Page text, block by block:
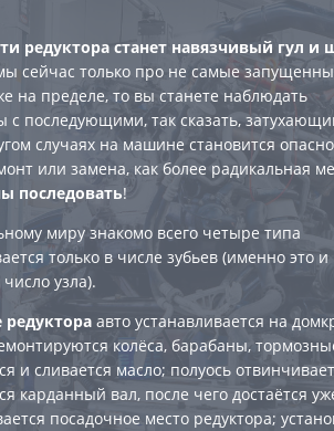
редуктора станет навязчивый гул и
сейчас только про не самые
на пределе, то вы станете наблюдать
последующими, так сказать,
случаях на машине становится опасно
или замена, как более радикальная
последовать!
миру знакомо всего четыре типа
только в числе зубьев (именно это и
узла).
авто устанавливается на
колёса, барабаны,
и сливается масло; полуось
карданный вал, после чего достаётся
посадочное место редуктора;